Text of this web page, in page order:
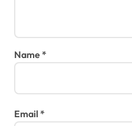
Name*
Email *